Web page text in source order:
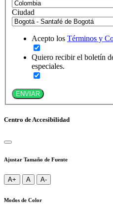
Ciudad
Acepto los Términos y
Quiero recibir el boletín
especiales.
ENVIAR
Centro de Accesibilidad
Ajustar Tamaño de Fuente
A+ A A-
Modos de Color